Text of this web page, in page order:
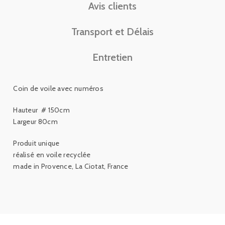
Avis clients
Transport et Délais
Entretien
Coin de voile avec numéros
Hauteur # 150cm
Largeur 80cm
Produit unique
réalisé en voile recyclée
made in Provence, La Ciotat, France